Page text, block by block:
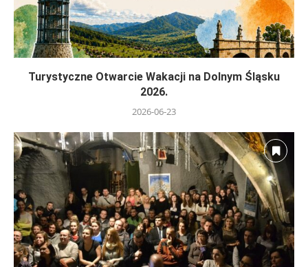
Turystyczne Otwarcie Wakacji na Dolnym Śląsku
2026.
2026-06-23